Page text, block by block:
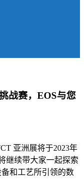
战赛，EOS与您
亚洲展将于2023年
继续带大家一起探索
和工艺所引领的数